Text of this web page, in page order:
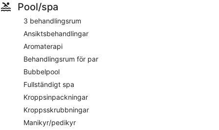
Pool/spa
3 behandlingsrum
Ansiktsbehandlingar
Aromaterapi
Behandlingsrum för par
Bubbelpool
Fullständigt spa
Kroppsinpackningar
Kroppsskrubbningar
Manikyr/pedikyr